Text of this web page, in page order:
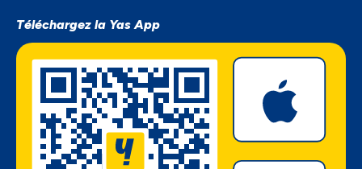
Téléchargez la Yas App